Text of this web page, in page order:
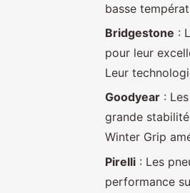
basse
Bridgestone :
pour leur
Leur
Goodyear :
grande
Winter Grip
Pirelli : Les
performance